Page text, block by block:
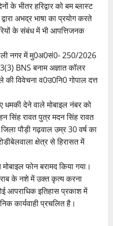
के भीतर हरिद्वार को बम ब्लास्ट
अभद्र भाषा का प्रयोग करते
के संबंध में भी आपत्तिजनक
नगर में मु0अ0सं0- 250/2026
BNS बनाम अज्ञात कॉलर
विवेचना व0उ0नि0 गोपाल दत्त
धमकी देने वाले मोबाइल नंबर को
सिंह रावत पुत्र मदन सिंह रावत
पौड़ी गढ़वाल उम्र 30 वर्ष का
क्षेत्र से हिरासत में
फोन बरामद किया गया।
के नशे में उक्त कृत्य करना
आपराधिक इतिहास प्रकाश में
कार्यवाही प्रचलित है।